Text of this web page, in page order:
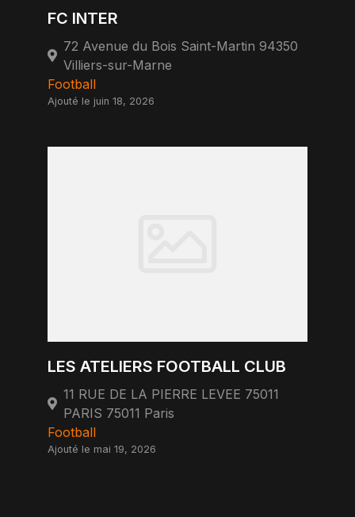
FC INTER
72 Avenue du Bois Saint-Martin 94350
Villiers-sur-Marne
Football
Ajouté le juin 18, 2026
LES ATELIERS FOOTBALL CLUB
11 RUE DE LA PIERRE LEVEE 75011
PARIS 75011 Paris
Football
Ajouté le mai 19, 2026